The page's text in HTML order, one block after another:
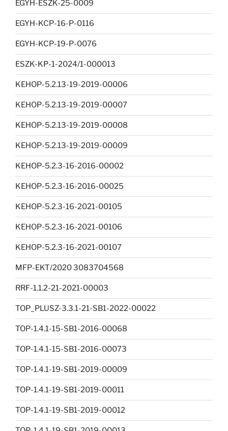
EGYH-ESZK-25-0009
EGYH-KCP-16-P-0116
EGYH-KCP-19-P-0076
ESZK-KP-1-2024/1-000013
KEHOP-5.2.13-19-2019-00006
KEHOP-5.2.13-19-2019-00007
KEHOP-5.2.13-19-2019-00008
KEHOP-5.2.13-19-2019-00009
KEHOP-5.2.3-16-2016-00002
KEHOP-5.2.3-16-2016-00025
KEHOP-5.2.3-16-2021-00105
KEHOP-5.2.3-16-2021-00106
KEHOP-5.2.3-16-2021-00107
MFP-EKT/2020 3083704568
RRF-1.1.2-21-2021-00003
TOP_PLUSZ-3.3.1-21-SB1-2022-00022
TOP-1.4.1-15-SB1-2016-00068
TOP-1.4.1-15-SB1-2016-00073
TOP-1.4.1-19-SB1-2019-00009
TOP-1.4.1-19-SB1-2019-00011
TOP-1.4.1-19-SB1-2019-00012